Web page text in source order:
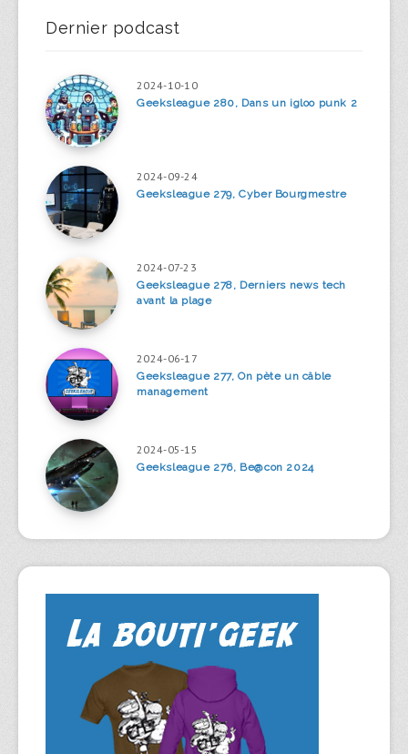
Dernier podcast
2024-10-10
Geeksleague 280, Dans un igloo punk 2
2024-09-24
Geeksleague 279, Cyber Bourgmestre
2024-07-23
Geeksleague 278, Derniers news tech
avant la plage
2024-06-17
Geeksleague 277, On pète un câble
management
2024-05-15
Geeksleague 276, Be@con 2024